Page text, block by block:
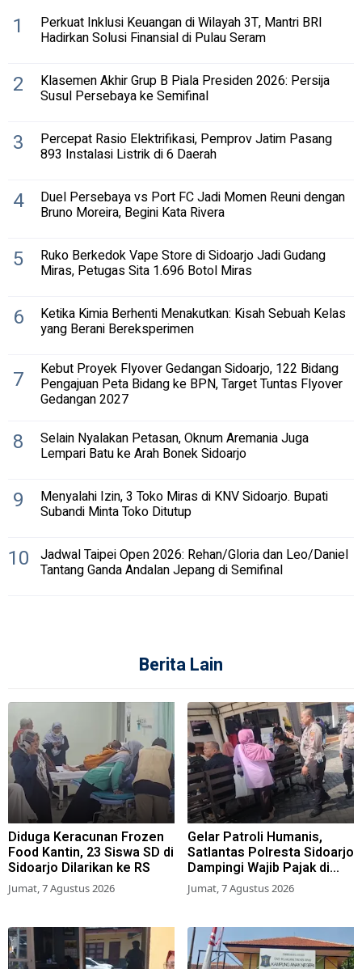
1 Perkuat Inklusi Keuangan di Wilayah 3T, Mantri BRI
Hadirkan Solusi Finansial di Pulau Seram
2 Klasemen Akhir Grup B Piala Presiden 2026: Persija
Susul Persebaya ke Semifinal
3 Percepat Rasio Elektrifikasi, Pemprov Jatim Pasang
893 Instalasi Listrik di 6 Daerah
4 Duel Persebaya vs Port FC Jadi Momen Reuni dengan
Bruno Moreira, Begini Kata Rivera
5 Ruko Berkedok Vape Store di Sidoarjo Jadi Gudang
Miras, Petugas Sita 1.696 Botol Miras
6 Ketika Kimia Berhenti Menakutkan: Kisah Sebuah Kelas
yang Berani Bereksperimen
7 Kebut Proyek Flyover Gedangan Sidoarjo, 122 Bidang
Pengajuan Peta Bidang ke BPN, Target Tuntas Flyover
Gedangan 2027
8 Selain Nyalakan Petasan, Oknum Aremania Juga
Lempari Batu ke Arah Bonek Sidoarjo
9 Menyalahi Izin, 3 Toko Miras di KNV Sidoarjo. Bupati
Subandi Minta Toko Ditutup
10 Jadwal Taipei Open 2026: Rehan/Gloria dan Leo/Daniel
Tantang Ganda Andalan Jepang di Semifinal
Berita Lain
Diduga Keracunan Frozen
Food Kantin, 23 Siswa SD di
Sidoarjo Dilarikan ke RS
Jumat, 7 Agustus 2026
Gelar Patroli Humanis,
Satlantas Polresta Sidoarjo
Dampingi Wajib Pajak di
Samsat
Jumat, 7 Agustus 2026